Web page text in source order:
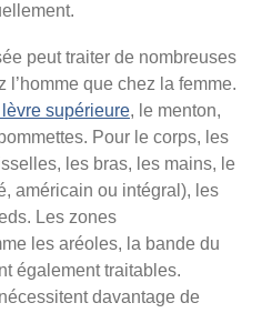
peut traiter de nombreuses
l’homme que chez la femme.
lèvre supérieure, le menton,
Pour le corps, les
les bras, les mains, le
américain ou intégral), les
Les zones
les aréoles, la bande du
également traitables.
davantage de